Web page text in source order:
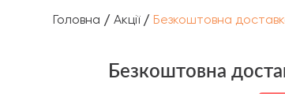
Головна / Акції / Безкоштовна
Безкоштовна